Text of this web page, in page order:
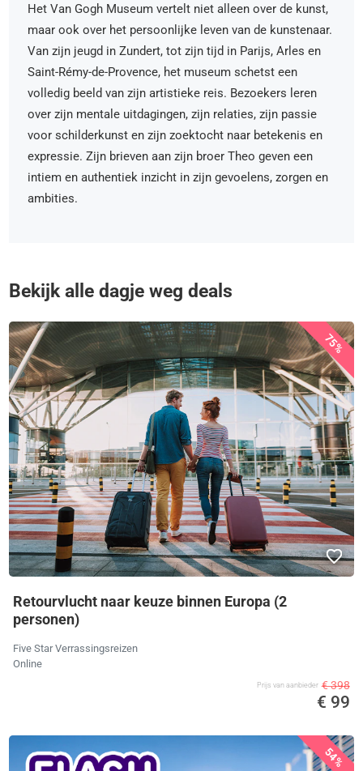
Het Van Gogh Museum vertelt niet alleen over de kunst,
maar ook over het persoonlijke leven van de kunstenaar.
Van zijn jeugd in Zundert, tot zijn tijd in Parijs, Arles en
Saint-Rémy-de-Provence, het museum schetst een
volledig beeld van zijn artistieke reis. Bezoekers leren
over zijn mentale uitdagingen, zijn relaties, zijn passie
voor schilderkunst en zijn zoektocht naar betekenis en
expressie. Zijn brieven aan zijn broer Theo geven een
intiem en authentiek inzicht in zijn gevoelens, zorgen en
ambities.
Bekijk alle dagje weg deals
75%
Retourvlucht naar keuze binnen Europa (2
personen)
Five Star Verrassingsreizen
Online
Prijs van aanbieder € 398
€ 99
54%